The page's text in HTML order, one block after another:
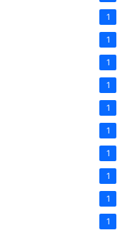
1
1
1
1
1
1
1
1
1
1